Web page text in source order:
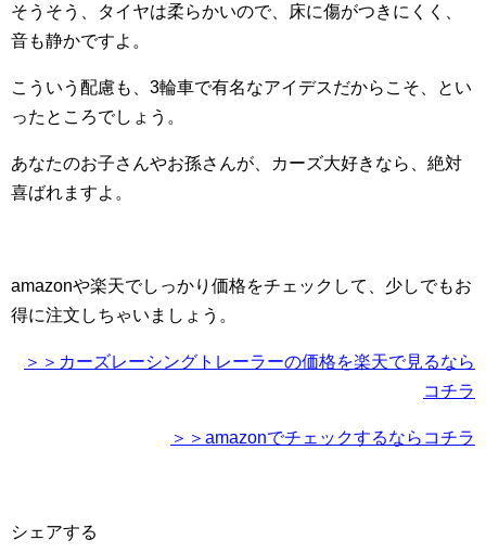
そうそう、タイヤは柔らかいので、床に傷がつきにくく、
音も静かですよ。
こういう配慮も、3輪車で有名なアイデスだからこそ、とい
ったところでしょう。
あなたのお子さんやお孫さんが、カーズ大好きなら、絶対
喜ばれますよ。
amazonや楽天でしっかり価格をチェックして、少しでもお
得に注文しちゃいましょう。
＞＞カーズレーシングトレーラーの価格を楽天で見るなら
コチラ
＞＞amazonでチェックするならコチラ
シェアする